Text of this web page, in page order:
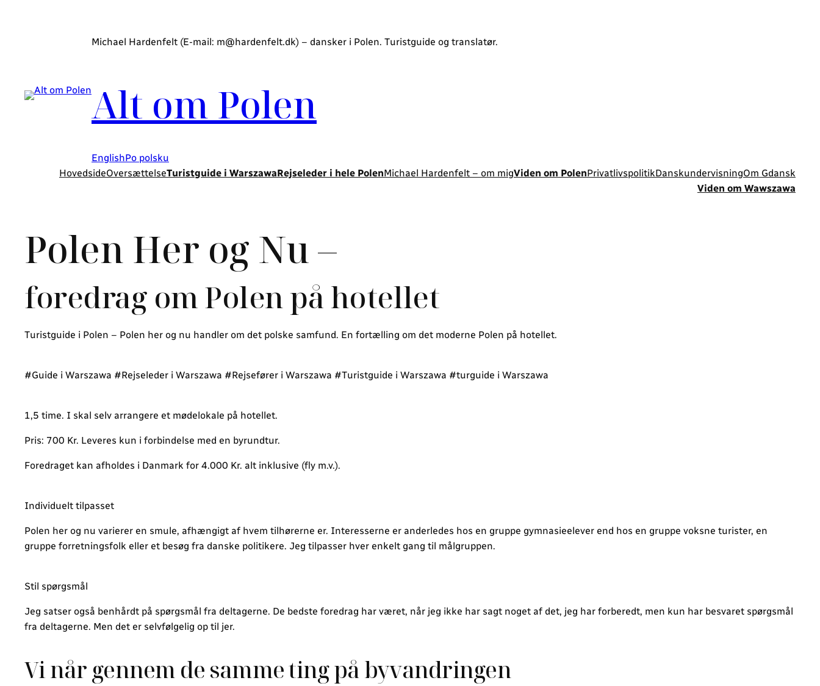
Michael Hardenfelt (E-mail: m@hardenfelt.dk) – dansker i Polen. Turistguide og translatør.
Alt om Polen
EnglishPo polsku
HovedsideOversættelseTuristguide i WarszawaRejseleder i hele PolenMichael Hardenfelt – om migViden om PolenPrivatlivspolitikDanskundervisningOm Gdansk
Viden om Wawszawa
Polen Her og Nu –
foredrag om Polen på hotellet
Turistguide i Polen – Polen her og nu handler om det polske samfund. En fortælling om det moderne Polen på hotellet.
#Guide i Warszawa #Rejseleder i Warszawa #Rejsefører i Warszawa #Turistguide i Warszawa #turguide i Warszawa
1,5 time. I skal selv arrangere et mødelokale på hotellet.
Pris: 700 Kr. Leveres kun i forbindelse med en byrundtur.
Foredraget kan afholdes i Danmark for 4.000 Kr. alt inklusive (fly m.v.).
Individuelt tilpasset
Polen her og nu varierer en smule, afhængigt af hvem tilhørerne er. Interesserne er anderledes hos en gruppe gymnasieelever end hos en gruppe voksne turister, en
gruppe forretningsfolk eller et besøg fra danske politikere. Jeg tilpasser hver enkelt gang til målgruppen.
Stil spørgsmål
Jeg satser også benhårdt på spørgsmål fra deltagerne. De bedste foredrag har været, når jeg ikke har sagt noget af det, jeg har forberedt, men kun har besvaret spørgsmål
fra deltagerne. Men det er selvfølgelig op til jer.
Vi når gennem de samme ting på byvandringen